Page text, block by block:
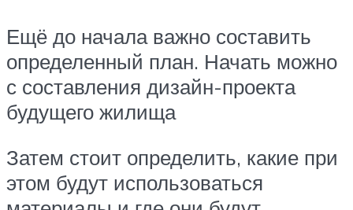
Ещё до начала важно составить
определенный план. Начать можно
с составления дизайн-проекта
будущего жилища
Затем стоит определить, какие при
этом будут использоваться